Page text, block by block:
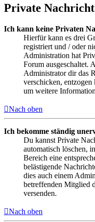
Private
Ich kann keine Privaten
Hierfür kann es drei
registriert und / oder
Administration hat
Forum ausgeschaltet.
Administrator dir das
verschicken,
um weitere
Nach oben
Ich bekomme ständig
Du kannst Private
automatisch löschen,
Bereich eine
belästigende
dies auch einem
betreffenden Mitglied
versenden.
Nach oben